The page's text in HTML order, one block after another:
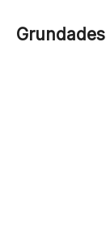
Grundades